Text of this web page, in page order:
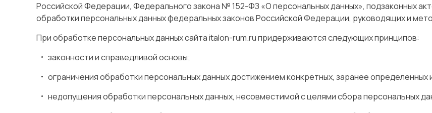
Российской Федерации, Федерального закона № 152-ФЗ «О персональных данных», подзаконных
обработки персональных данных федеральных законов Российской Федерации, руководящих и
При обработке персональных данных сайта italon-rum.ru придерживаются следующих принципов:
законности и справедливой основы;
ограничения обработки персональных данных достижением конкретных, заранее определенных
недопущения обработки персональных данных, несовместимой с целями сбора персональных